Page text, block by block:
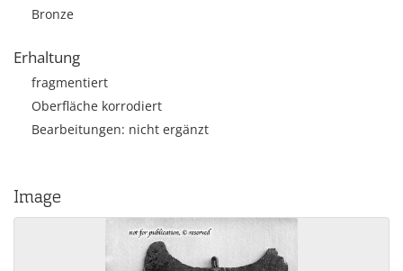
Bronze
Erhaltung
fragmentiert
Oberfläche korrodiert
Bearbeitungen: nicht ergänzt
Image